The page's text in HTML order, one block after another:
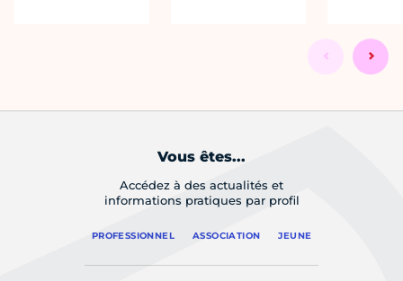
Vous êtes...
Accédez à des actualités et
informations pratiques par profil
PROFESSIONNEL ASSOCIATION JEUNE